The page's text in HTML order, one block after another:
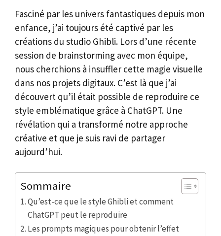
Fasciné par les univers fantastiques depuis mon
enfance, j’ai toujours été captivé par les
créations du studio Ghibli. Lors d’une récente
session de brainstorming avec mon équipe,
nous cherchions à insuffler cette magie visuelle
dans nos projets digitaux. C’est là que j’ai
découvert qu’il était possible de reproduire ce
style emblématique grâce à ChatGPT. Une
révélation qui a transformé notre approche
créative et que je suis ravi de partager
aujourd’hui.
Sommaire
Qu’est-ce que le style Ghibli et comment
ChatGPT peut le reproduire
Les prompts magiques pour obtenir l’effet